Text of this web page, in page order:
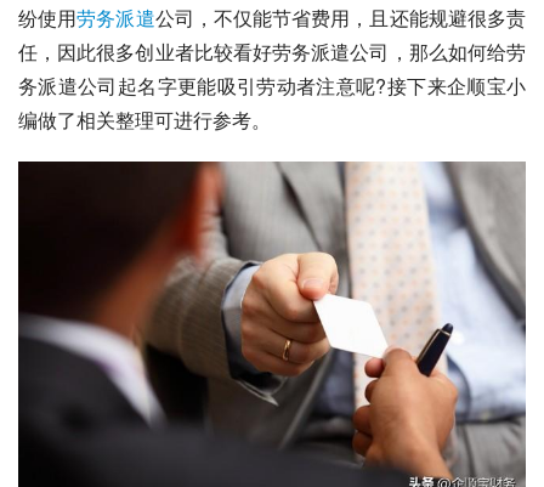
纷使用劳务派遣公司 ，不仅能节省费用，且还能规避很多责
任，因此很多创业者比较看好劳务派遣公司，那么如何给劳
务派遣公司起名字更能吸引劳动者注意呢?接下来企顺宝小
编做了相关整理可进行参考。